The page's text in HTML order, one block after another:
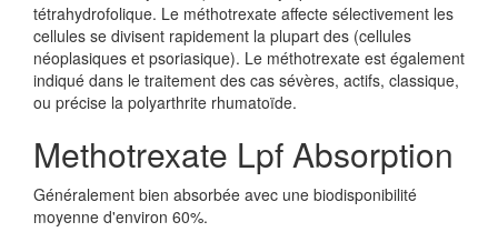
tétrahydrofolique. Le méthotrexate affecte sélectivement les
cellules se divisent rapidement la plupart des (cellules
néoplasiques et psoriasique). Le méthotrexate est également
indiqué dans le traitement des cas sévères, actifs, classique,
ou précise la polyarthrite rhumatoïde.
Methotrexate Lpf Absorption
Généralement bien absorbée avec une biodisponibilité
moyenne d'environ 60%.